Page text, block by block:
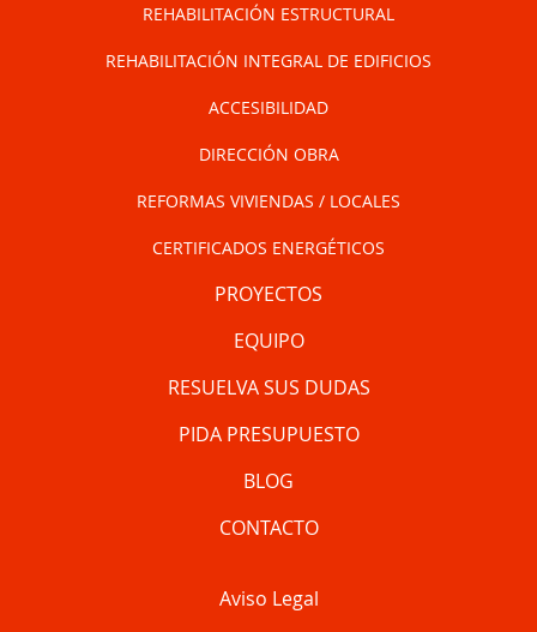
REHABILITACIÓN ESTRUCTURAL
REHABILITACIÓN INTEGRAL DE EDIFICIOS
ACCESIBILIDAD
DIRECCIÓN OBRA
REFORMAS VIVIENDAS / LOCALES
CERTIFICADOS ENERGÉTICOS
PROYECTOS
EQUIPO
RESUELVA SUS DUDAS
PIDA PRESUPUESTO
BLOG
CONTACTO
Aviso Legal